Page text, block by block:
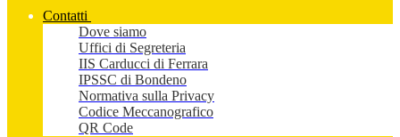
Contatti
Dove siamo
Uffici di Segreteria
IIS Carducci di Ferrara
IPSSC di Bondeno
Normativa sulla Privacy
Codice Meccanografico
QR Code